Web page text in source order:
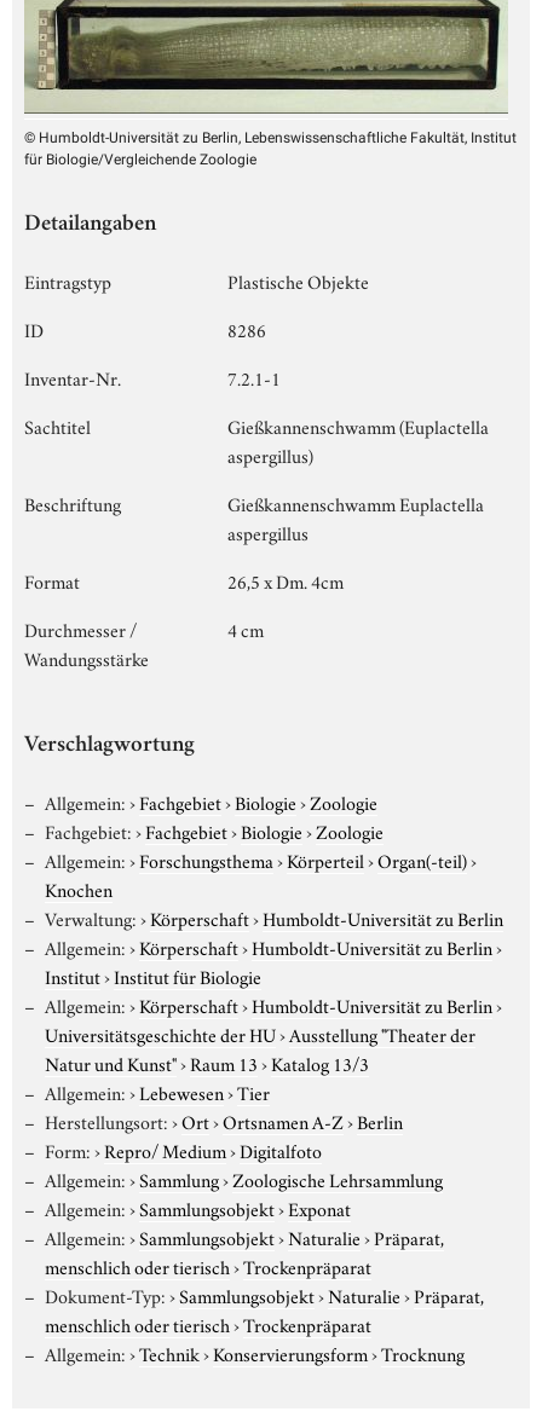
© Humboldt-Universität zu Berlin, Lebenswissenschaftliche Fakultät, Institut
für Biologie/Vergleichende Zoologie
Detailangaben
Eintragstyp
Plastische Objekte
ID
8286
Inventar-Nr.
7.2.1-1
Sachtitel
Gießkannenschwamm (Euplactella
aspergillus)
Beschriftung
Gießkannenschwamm Euplactella
aspergillus
Format
26,5 x Dm. 4cm
Durchmesser /
Wandungsstärke
4 cm
Verschlagwortung
Allgemein:›Fachgebiet›Biologie›Zoologie
Fachgebiet:›Fachgebiet›Biologie›Zoologie
Allgemein:›Forschungsthema›Körperteil›Organ(-teil)›
Knochen
Verwaltung:›Körperschaft›Humboldt-Universität zu Berlin
Allgemein:›Körperschaft›Humboldt-Universität zu Berlin›
Institut›Institut für Biologie
Allgemein:›Körperschaft›Humboldt-Universität zu Berlin›
Universitätsgeschichte der HU›Ausstellung "Theater der
Natur und Kunst"›Raum 13›Katalog 13/3
Allgemein:›Lebewesen›Tier
Herstellungsort:›Ort›Ortsnamen A-Z›Berlin
Form:›Repro/ Medium›Digitalfoto
Allgemein:›Sammlung›Zoologische Lehrsammlung
Allgemein:›Sammlungsobjekt›Exponat
Allgemein:›Sammlungsobjekt›Naturalie›Präparat,
menschlich oder tierisch›Trockenpräparat
Dokument-Typ:›Sammlungsobjekt›Naturalie›Präparat,
menschlich oder tierisch›Trockenpräparat
Allgemein:›Technik›Konservierungsform›Trocknung